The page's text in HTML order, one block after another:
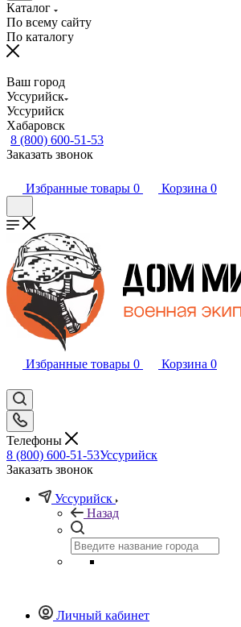
Каталог
По всему сайту
По каталогу
Ваш город
Уссурийск
Уссурийск
Хабаровск
8 (800) 600-51-53
Заказать звонок
Избранные товары 0 Корзина 0
Избранные товары 0 Корзина 0
Телефоны
8 (800) 600-51-53Уссурийск
Заказать звонок
Уссурийск
Назад
Личный кабинет